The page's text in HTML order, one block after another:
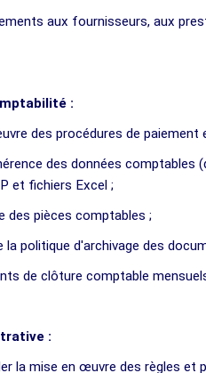
aux fournisseurs, aux
:
des procédures de
des données comptables
et fichiers Excel ;
des pièces comptables ;
la politique d'archivage des
de clôture comptable
:
la mise en œuvre des règles et